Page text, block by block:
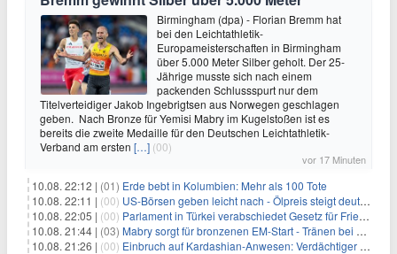
Birmingham (dpa) - Florian Bremm hat
bei den Leichtathletik-
Europameisterschaften in Birmingham
über 5.000 Meter Silber geholt. Der 25-
Jährige musste sich nach einem
packenden Schlussspurt nur dem
Titelverteidiger Jakob Ingebrigtsen aus Norwegen geschlagen
geben. Nach Bronze für Yemisi Mabry im Kugelstoßen ist es
bereits die zweite Medaille für den Deutschen Leichtathletik-
Verband am ersten […] (00)
vor 17 Minuten
10.08. 22:12 | (01) Erde bebt in Kolumbien: Mehr als 100 Tote
10.08. 22:11 | (00) US-Börsen geben leicht nach - Ölpreis steigt deutlich
10.08. 22:05 | (00) Parlament in Türkei verabschiedet Gesetz für Frieden mit PKK
10.08. 21:44 | (03) Mabry sorgt für bronzenen EM-Start - Tränen bei Lückenkemper
10.08. 21:26 | (00) Einbruch auf Kardashian-Anwesen: Verdächtiger festgenommen